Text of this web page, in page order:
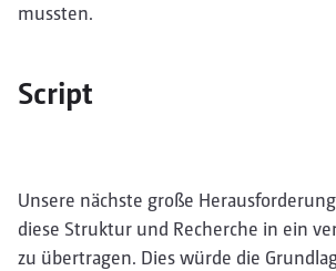
mussten.
Script
Unsere nächste große
diese Struktur und Recherche in ein
zu übertragen. Dies würde die